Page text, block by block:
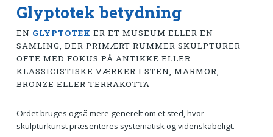
Glyptotek betydning
EN GLYPTOTEK ER ET MUSEUM ELLER EN
SAMLING, DER PRIMÆRT RUMMER SKULPTURER –
OFTE MED FOKUS PÅ ANTIKKE ELLER
KLASSICISTISKE VÆRKER I STEN, MARMOR,
BRONZE ELLER TERRAKOTTA
Ordet bruges også mere generelt om et sted, hvor
skulpturkunst præsenteres systematisk og videnskabeligt.